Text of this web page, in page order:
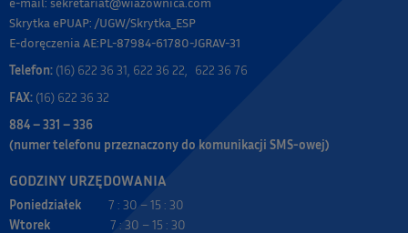
Skrytka ePUAP: /UGW/Skrytka_ESP
E-doręczenia AE:PL-87984-61780-JGRAV-31
Telefon: (16) 622 36 31, 622 36 22, 622 36 76
FAX: (16) 622 36 32
884 – 331 – 336
(numer telefonu przeznaczony do komunikacji SMS-owej)
GODZINY URZĘDOWANIA
Poniedziałek 7 : 30 – 15 : 30
Wtorek 7 : 30 – 15 : 30